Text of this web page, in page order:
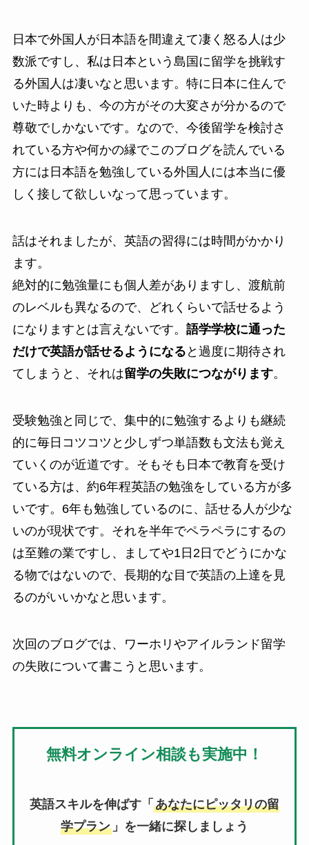
日本で外国人が日本語を間違えて凄く怒る人は少
数派ですし、私は日本という島国に留学を挑戦す
る外国人は凄いなと思います。特に日本に住んで
いた時よりも、今の方がその大変さが分かるので
尊敬でしかないです。なので、今後留学を検討さ
れている方や何かの縁でこのブログを読んでいる
方には日本語を勉強している外国人には本当に優
しく接して欲しいなって思っています。
話はそれましたが、英語の習得には時間がかかり
ます。
絶対的に勉強量にも個人差がありますし、渡航前
のレベルも異なるので、どれくらいで話せるよう
になりますとは言えないです。 語学学校に通った
だけで英語が話せるようになる と過度に期待され
てしまうと、それは留学の失敗につながります。
受験勉強と同じで、集中的に勉強するよりも継続
的に毎日コツコツと少しずつ単語数も文法も覚え
ていくのが近道です。そもそも日本で教育を受け
ている方は、約6年程英語の勉強をしている方が多
いです。6年も勉強しているのに、話せる人が少な
いのが現状です。それを半年でペラペラにするの
は至難の業ですし、ましてや1日2日でどうにかな
る物ではないので、長期的な目で英語の上達を見
るのがいいかなと思います。
次回のブログでは、ワーホリやアイルランド留学
の失敗について書こうと思います。
無料オンライン相談も実施中！
英語スキルを伸ばす「 あなたにピッタリの留
学プラン 」を一緒に探しましょう